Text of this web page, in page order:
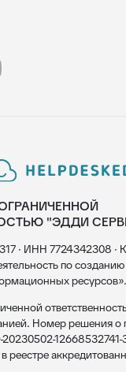
"ЭДДИ
· ИНН 7724342308 ·
по
ресурсов».
Номер решения о
12668532741-
реестре